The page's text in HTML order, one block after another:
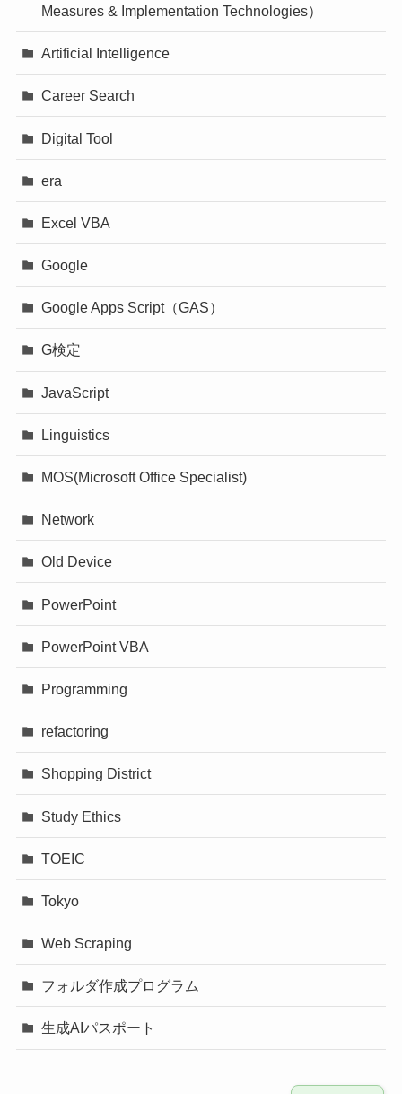
Measures & Implementation Technologies）
Artificial Intelligence
Career Search
Digital Tool
era
Excel VBA
Google
Google Apps Script（GAS）
G検定
JavaScript
Linguistics
MOS(Microsoft Office Specialist)
Network
Old Device
PowerPoint
PowerPoint VBA
Programming
refactoring
Shopping District
Study Ethics
TOEIC
Tokyo
Web Scraping
フォルダ作成プログラム
生成AIパスポート